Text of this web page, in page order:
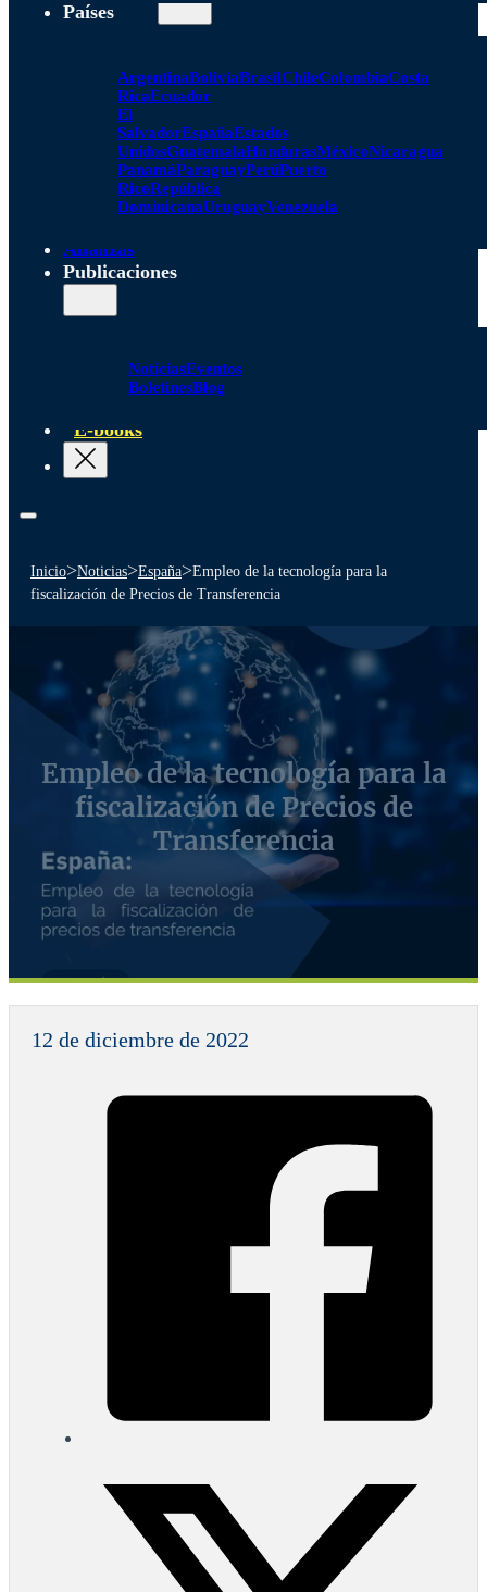
Países
ArgentinaBoliviaBrasilChileColombiaCosta
RicaEcuador
El
SalvadorEspañaEstados
UnidosGuatemalaHondurasMéxicoNicaragua
PanamáParaguayPerúPuerto
RicoRepública
DominicanaUruguayVenezuela
Alianzas
Publicaciones
NoticiasEventos
BoletinesBlog
E-books
Inicio>Noticias>España>Empleo de la tecnología para la
fiscalización de Precios de Transferencia
Empleo de la tecnología para la
fiscalización de Precios de
Transferencia
12 de diciembre de 2022